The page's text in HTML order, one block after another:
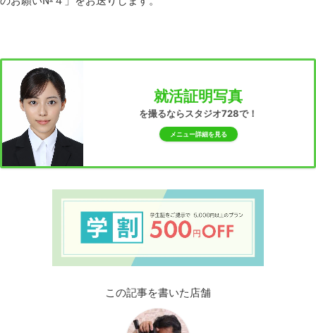
就活証明写真
を撮るならスタジオ728で！
メニュー詳細を見る
この記事を書いた店舗